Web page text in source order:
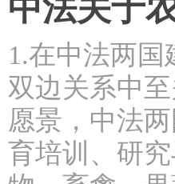
中法关于
1.在中法两
双边关系中
愿景，中法
育培训、研